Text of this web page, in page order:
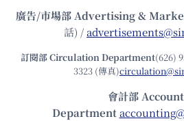
廣告/市場部Advertising &
話) /
訂閱部 Circulation Department(626)
3323 (傳真)
會計部
Department